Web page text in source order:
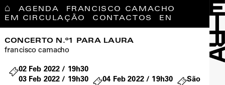
⌂ AGENDA
FRANCISCO CAMACHO
EM CIRCULAÇÃO
CONTACTOS EN
CONCERTO N.º1 PARA LAURA
francisco camacho
02 Feb 2022 / 19h30
03 Feb 2022 / 19h30
04 Feb 2022 / 19h30
São